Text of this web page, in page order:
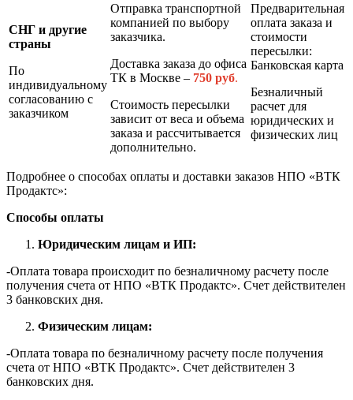
СНГ и другие
страны
По
индивидуальному
согласованию с
заказчиком
Отправка транспортной
компанией по выбору
заказчика.
Доставка заказа до офиса
ТК в Москве – 750 руб.
Стоимость пересылки
зависит от веса и объема
заказа и рассчитывается
дополнительно.
Предварительная
оплата заказа и
стоимости
пересылки:
Банковская карта
Безналичный
расчет для
юридических и
физических лиц
Подробнее о способах оплаты и доставки заказов НПО «ВТК
Продактс»:
Способы оплаты
Юридическим лицам и ИП:
-Оплата товара происходит по безналичному расчету после
получения счета от НПО «ВТК Продактс». Счет действителен
3 банковских дня.
Физическим лицам:
-Оплата товара по безналичному расчету после получения
счета от НПО «ВТК Продактс». Счет действителен 3
банковских дня.